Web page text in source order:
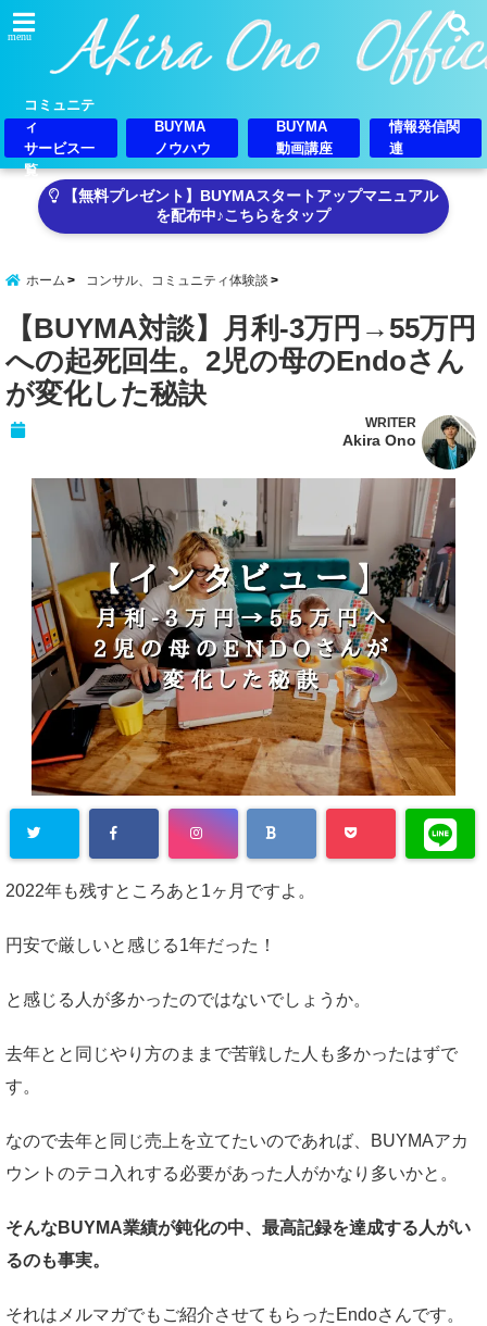
menu
コミュニテ
ィ
サービス一
覧
BUYMA
ノウハウ
BUYMA
動画講座
情報発信関
連
【無料プレゼント】BUYMAスタートアップマニュアル
を配布中♪こちらをタップ
ホーム コンサル、コミュニティ体験談
【BUYMA対談】月利-3万円→55万円
への起死回生。2児の母のEndoさん
が変化した秘訣
WRITER
Akira Ono
2022年も残すところあと1ヶ月ですよ。
円安で厳しいと感じる1年だった！
と感じる人が多かったのではないでしょうか。
去年とと同じやり方のままで苦戦した人も多かったはずで
す。
なので去年と同じ売上を立てたいのであれば、BUYMAアカ
ウントのテコ入れする必要があった人がかなり多いかと。
そんなBUYMA業績が鈍化の中、最高記録を達成する人がい
るのも事実。
それはメルマガでもご紹介させてもらったEndoさんです。